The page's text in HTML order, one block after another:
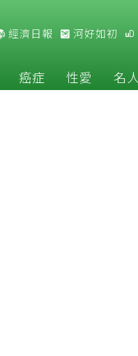
經濟日報 河好如初
癌症 性愛 名人